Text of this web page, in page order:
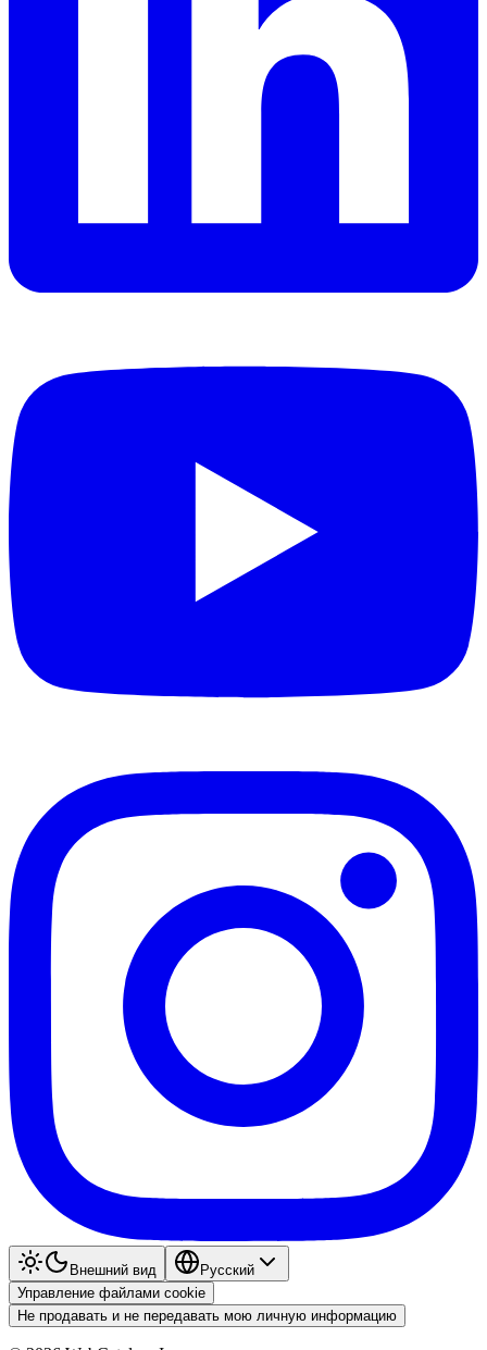
Внешний вид
Pyccкий
Управление файлами cookie
Не продавать и не передавать мою личную информацию